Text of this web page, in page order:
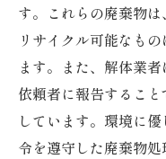
す。これらの廃棄物は
リサイクル可能なも
ます。また、解体業
依頼者に報告するこ
しています。環境に
令を遵守した廃棄物処